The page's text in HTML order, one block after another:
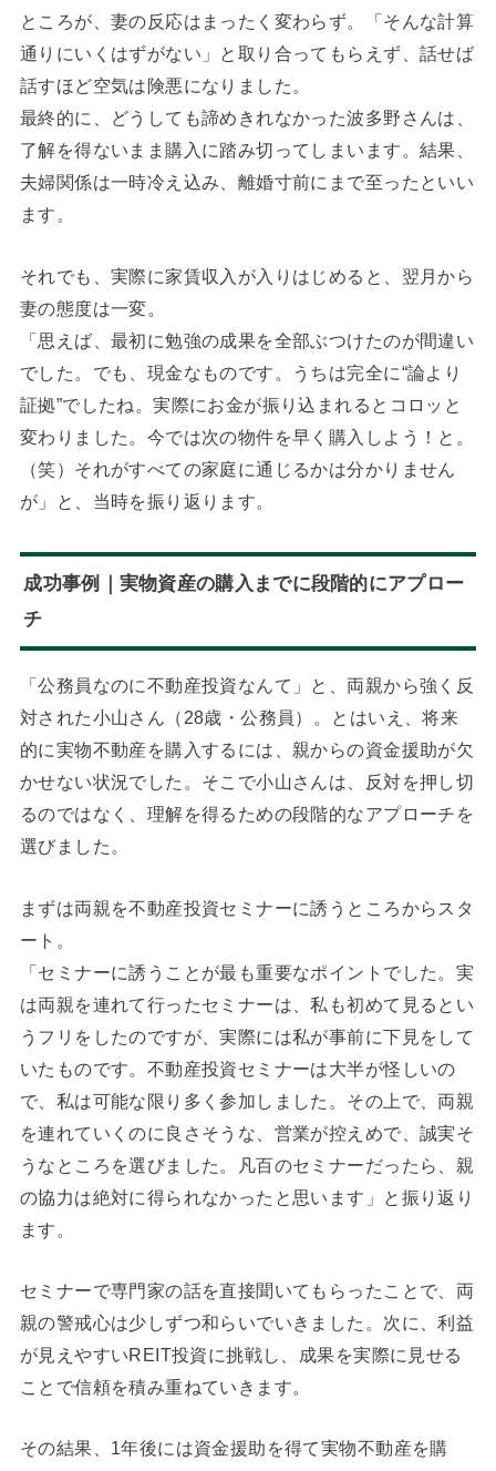
ところが、妻の反応はまったく変わらず。「そんな計算
通りにいくはずがない」と取り合ってもらえず、話せば
話すほど空気は険悪になりました。
最終的に、どうしても諦めきれなかった波多野さんは、
了解を得ないまま購入に踏み切ってしまいます。結果、
夫婦関係は一時冷え込み、離婚寸前にまで至ったといい
ます。
それでも、実際に家賃収入が入りはじめると、翌月から
妻の態度は一変。
「思えば、最初に勉強の成果を全部ぶつけたのが間違い
でした。でも、現金なものです。うちは完全に“論より
証拠”でしたね。実際にお金が振り込まれるとコロッと
変わりました。今では次の物件を早く購入しよう！と。
（笑）それがすべての家庭に通じるかは分かりません
が」と、当時を振り返ります。
成功事例｜実物資産の購入までに段階的にアプロー
チ
「公務員なのに不動産投資なんて」と、両親から強く反
対された小山さん（28歳・公務員）。とはいえ、将来
的に実物不動産を購入するには、親からの資金援助が欠
かせない状況でした。そこで小山さんは、反対を押し切
るのではなく、理解を得るための段階的なアプローチを
選びました。
まずは両親を不動産投資セミナーに誘うところからスタ
ート。
「セミナーに誘うことが最も重要なポイントでした。実
は両親を連れて行ったセミナーは、私も初めて見るとい
うフリをしたのですが、実際には私が事前に下見をして
いたものです。不動産投資セミナーは大半が怪しいの
で、私は可能な限り多く参加しました。その上で、両親
を連れていくのに良さそうな、営業が控えめで、誠実そ
うなところを選びました。凡百のセミナーだったら、親
の協力は絶対に得られなかったと思います」と振り返り
ます。
セミナーで専門家の話を直接聞いてもらったことで、両
親の警戒心は少しずつ和らいでいきました。次に、利益
が見えやすいREIT投資に挑戦し、成果を実際に見せる
ことで信頼を積み重ねていきます。
その結果、1年後には資金援助を得て実物不動産を購